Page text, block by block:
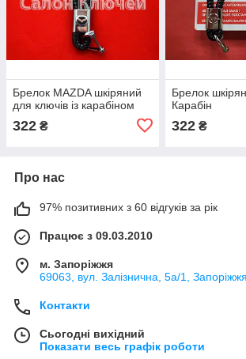
Брелок MAZDA шкіряний
для ключів із карабіном
322 ₴
Брелок
Карабін
322₴
Про нас
97% позитивних з 60 відгуків за рік
Працює з 09.03.2010
м. Запоріжжя
69063, вул. Залізнична, 5а/1,
Контакти
Сьогодні вихідний
Показати весь графік роботи